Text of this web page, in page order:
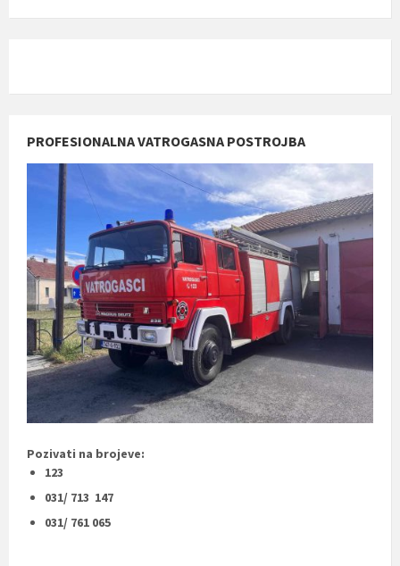
PROFESIONALNA VATROGASNA POSTROJBA
Pozivati na brojeve:
123
031/ 713 147
031/ 761 065